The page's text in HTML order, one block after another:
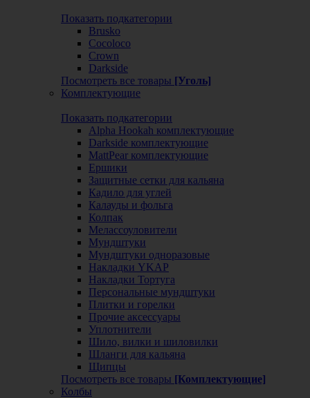
Показать подкатегории
Brusko
Cocoloco
Crown
Darkside
Посмотреть все товары [Уголь]
Комплектующие
Показать подкатегории
Alpha Hookah комплектующие
Darkside комплектующие
MattPear комплектующие
Ершики
Защитные сетки для кальяна
Кадило для углей
Калауды и фольга
Колпак
Мелассоуловители
Мундштуки
Мундштуки одноразовые
Накладки YKAP
Накладки Тортуга
Персональные мундштуки
Плитки и горелки
Прочие аксессуары
Уплотнители
Шило, вилки и шиловилки
Шланги для кальяна
Щипцы
Посмотреть все товары [Комплектующие]
Колбы